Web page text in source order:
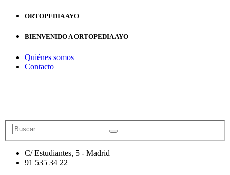
ORTOPEDIA AYO
BIENVENIDO A ORTOPEDIA AYO
Quiénes somos
Contacto
C/ Estudiantes, 5 - Madrid
91 535 34 22